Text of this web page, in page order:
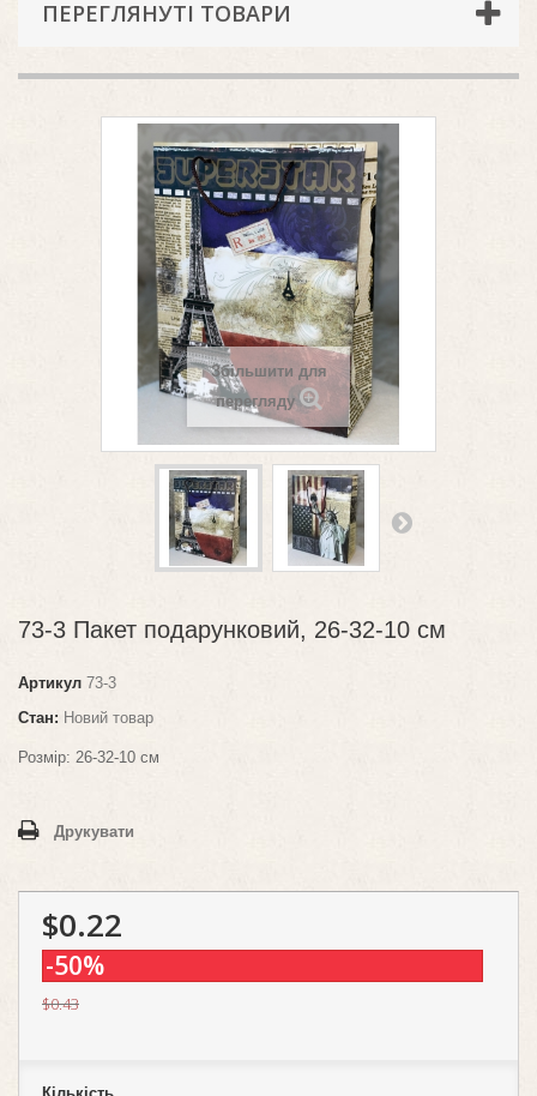
ПЕРЕГЛЯНУТІ ТОВАРИ
Збільшити для
перегляду
73-3 Пакет подарунковий, 26-32-10 см
Артикул 73-3
Стан: Новий товар
Розмір: 26-32-10 см
Друкувати
$0.22
-50%
$0.43